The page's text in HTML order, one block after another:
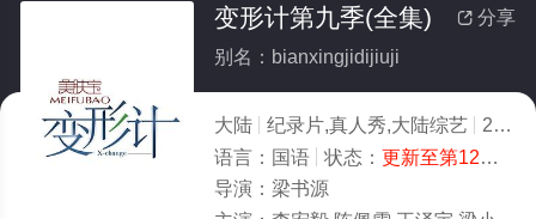
 分享
变形计第九季(全集)
别名：bianxingjidijiuji
大陆 纪录片,真人秀,大陆综艺
2014
语言： 国语 状态： 更新至第12期
导演： 梁书源